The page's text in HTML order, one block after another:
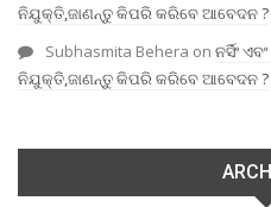
ନିଯୁକ୍ତି,ଜାଣନ୍ତୁ କିପରି କରିବେ ଆବେଦନ ?
Subhasmita Behera on ନର୍ସିଂ
ନିଯୁକ୍ତି,ଜାଣନ୍ତୁ କିପରି କରିବେ ଆବେଦନ ?